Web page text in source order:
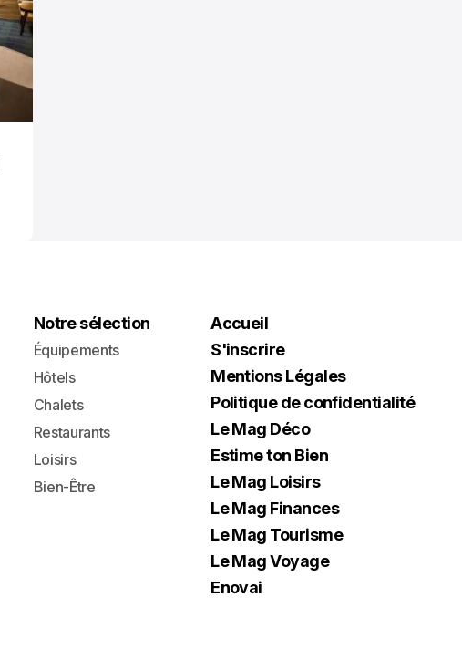
Notre sélection
Équipements
Hôtels
Chalets
Restaurants
Loisirs
Bien-Être
Accueil
S'inscrire
Mentions Légales
Politique de confidentialité
Le Mag Déco
Estime ton Bien
Le Mag Loisirs
Le Mag Finances
Le Mag Tourisme
Le Mag Voyage
Enovai